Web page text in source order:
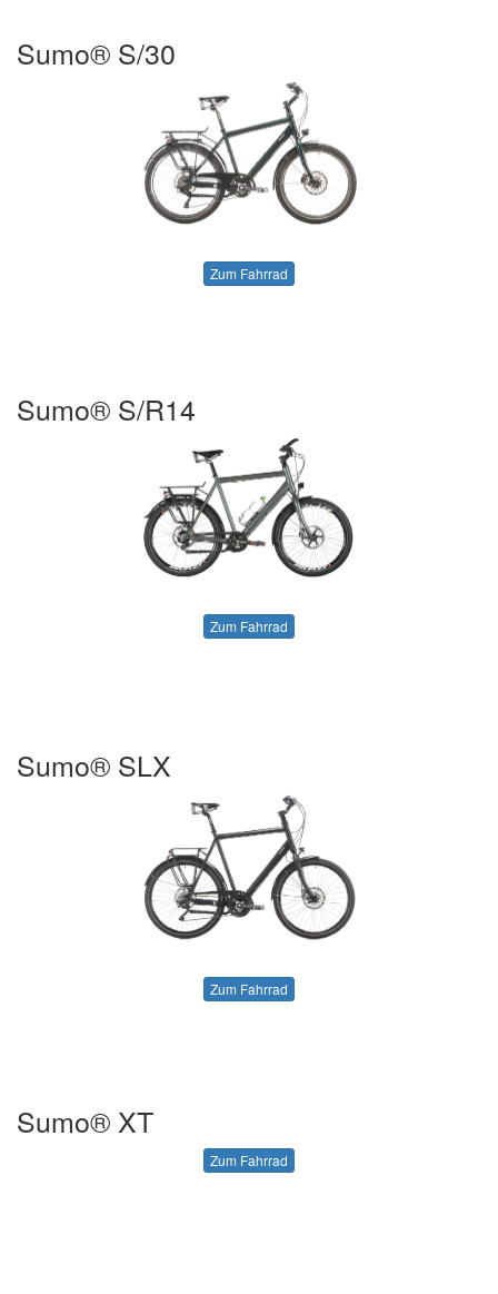
Sumo® S/30
Zum Fahrrad
Sumo® S/R14
Zum Fahrrad
Sumo® SLX
Zum Fahrrad
Sumo® XT
Zum Fahrrad